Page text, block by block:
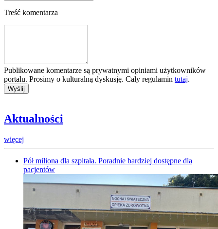
Treść komentarza
Publikowane komentarze są prywatnymi opiniami użytkowników
portalu. Prosimy o kulturalną dyskusję. Cały regulamin tutaj.
Aktualności
więcej
Pół miliona dla szpitala. Poradnie bardziej dostępne dla
pacjentów